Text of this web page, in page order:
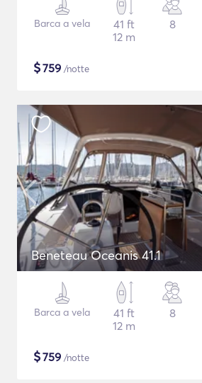
Barca a vela
41 ft
12 m
8
$759 /notte
Beneteau Oceanis 41.1
Barca a vela
41 ft
12 m
8
$759 /notte